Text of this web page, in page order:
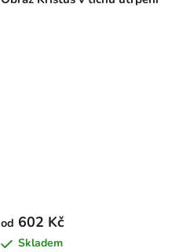
od 602 Kč
Skladem